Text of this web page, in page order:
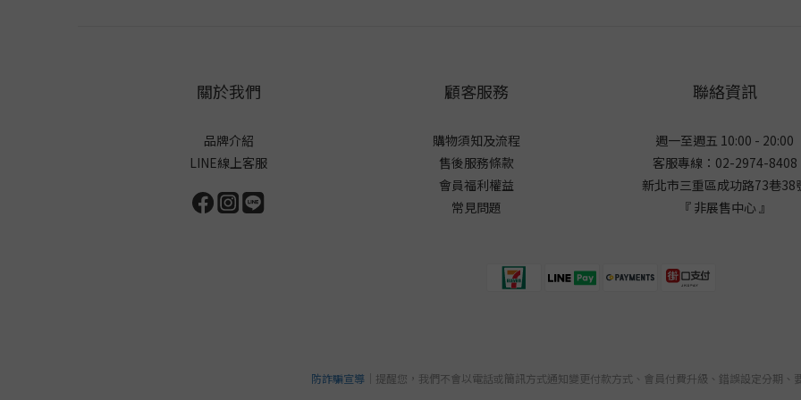
關於我們
品牌介紹
LINE線上客服
顧客服務
購物須知及流程
售後服務條款
會員福利權益
常見問題
聯絡資訊
週一至週五 10:00 - 20:00
客服專線：02-2974-8408
新北市三重區成功路73巷38
『 非展售中心 』
防詐騙宣導 ｜提醒您，我們不會以電話或簡訊方式通知變更付款方式、會員付費升級、錯誤設定分期、